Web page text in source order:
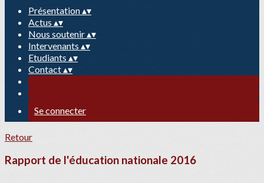
Présentation▴▾
Actus ▴▾
Nous soutenir▴▾
Intervenants ▴▾
Etudiants ▴▾
Contact▴▾
Se connecter
Retour
Rapport de l'éducation nationale 2016